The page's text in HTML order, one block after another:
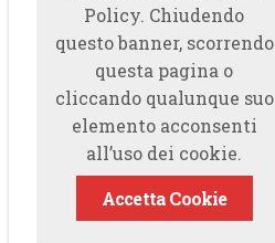
Policy. Chiudendo
questo banner, scorrendo
questa pagina o
cliccando qualunque suo
elemento acconsenti
all’uso dei cookie.
Accetta Cookie